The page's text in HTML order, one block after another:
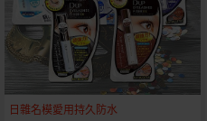
日雜名模愛用持久防水